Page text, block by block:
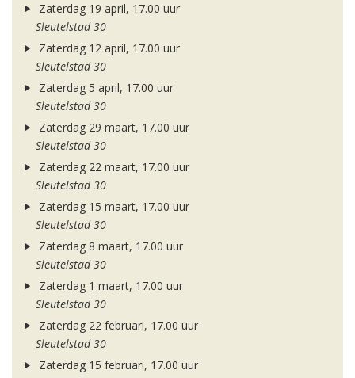
Zaterdag 19 april, 17.00 uur
Sleutelstad 30
Zaterdag 12 april, 17.00 uur
Sleutelstad 30
Zaterdag 5 april, 17.00 uur
Sleutelstad 30
Zaterdag 29 maart, 17.00 uur
Sleutelstad 30
Zaterdag 22 maart, 17.00 uur
Sleutelstad 30
Zaterdag 15 maart, 17.00 uur
Sleutelstad 30
Zaterdag 8 maart, 17.00 uur
Sleutelstad 30
Zaterdag 1 maart, 17.00 uur
Sleutelstad 30
Zaterdag 22 februari, 17.00 uur
Sleutelstad 30
Zaterdag 15 februari, 17.00 uur